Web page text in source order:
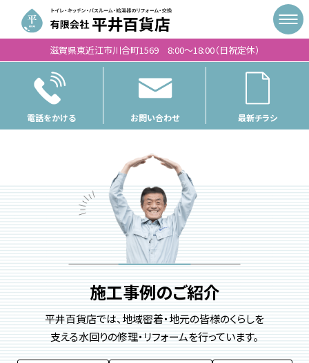
滋賀県東近江市川合町1569 8:00〜18:00（日祝定休）
電話をかける お問い合わせ 最新チラシ
施工事例のご紹介
平井百貨店では、地域密着・地元の皆様のくらしを
支える水回りの修理・リフォームを行っています。